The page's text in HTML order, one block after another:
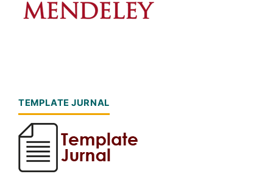
TEMPLATE JURNAL